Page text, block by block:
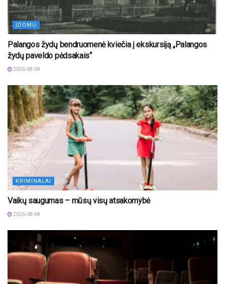
ĮDOMU
Palangos žydų bendruomenė kviečia į ekskursiją „Palangos
žydų paveldo pėdsakais“
2026-08-04
KRIMINALAI
Vaikų saugumas – mūsų visų atsakomybė
2026-08-04